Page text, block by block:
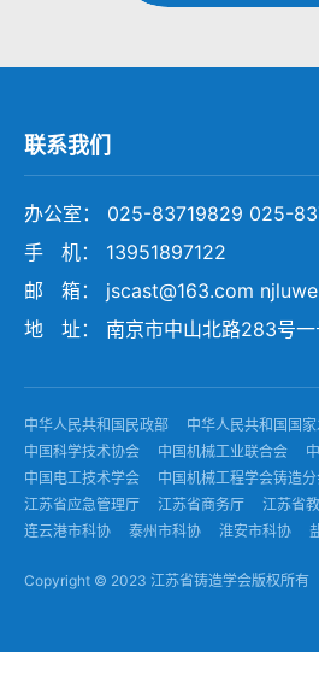
联系我们
办公室： 025-83719829 025-
手 机： 13951897122
邮 箱： jscast@163.com
地 址： 南京市中山北路283号一
中华人民共和国民政部 中华人民共和国国
中国科学技术协会
中国机械工业联合会
中国电工技术学会
中国机械工程学会铸造
江苏省应急管理厅
江苏省商务厅 江苏省
连云港市科协
泰州市科协 淮安市科协
Copyright © 2023 江苏省铸造学会版权所有